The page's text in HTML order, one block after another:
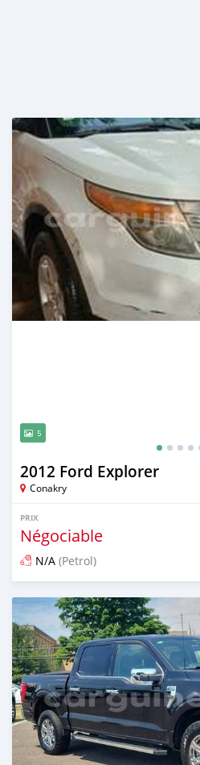
5
2012 Ford Explorer
Conakry
PRIX
Négociable
N/A (Petrol)
Publié il y a 3 mois